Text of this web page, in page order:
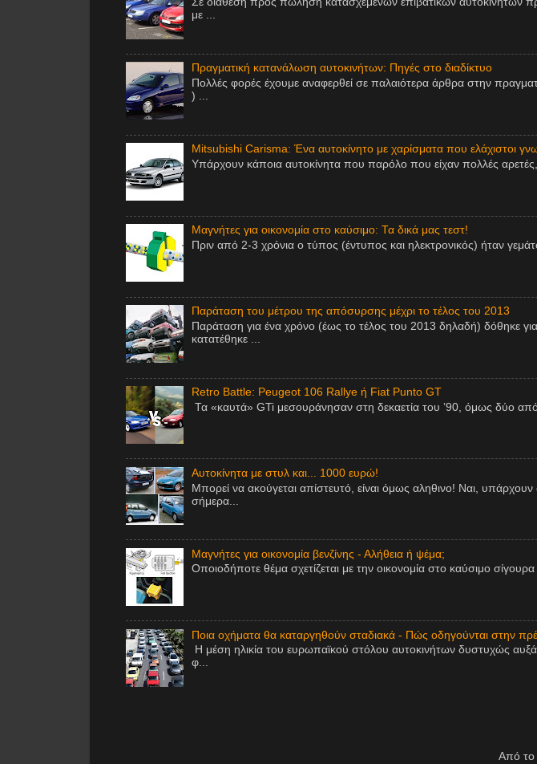
με ...
Πραγματική κατανάλωση αυτοκινήτων: Πηγές στο διαδίκτυο
Πολλές φορές έχουμε αναφερθεί σε παλαιότερα άρθρα στην
) ...
Mitsubishi Carisma: Ένα αυτοκίνητο με χαρίσματα που ελάχιστοι
Υπάρχουν κάποια αυτοκίνητα που παρόλο που είχαν πολλές
Μαγνήτες για οικονομία στο καύσιμο: Τα δικά μας τεστ!
Πριν από 2-3 χρόνια ο τύπος (έντυπος και ηλεκτρονικός) ήταν
Παράταση του μέτρου της απόσυρσης μέχρι το τέλος του 2013
Παράταση για ένα χρόνο (έως το τέλος του 2013 δηλαδή) δόθηκε
κατατέθηκε ...
Retro Battle: Peugeot 106 Rallye ή Fiat Punto GT
Τα «καυτά» GTi μεσουράνησαν στη δεκαετία του ’90, όμως δύο
Αυτοκίνητα με στυλ και... 1000 ευρώ!
Μπορεί να ακούγεται απίστευτό, είναι όμως αληθινο! Ναι,
σήμερα...
Μαγνήτες για οικονομία βενζίνης - Αλήθεια ή ψέμα;
Οποιοδήποτε θέμα σχετίζεται με την οικονομία στο καύσιμο
Ποια οχήματα θα καταργηθούν σταδιακά - Πώς οδηγούνται στην
Η μέση ηλικία του ευρωπαϊκού στόλου αυτοκινήτων δυστυχώς
φ...
Από το